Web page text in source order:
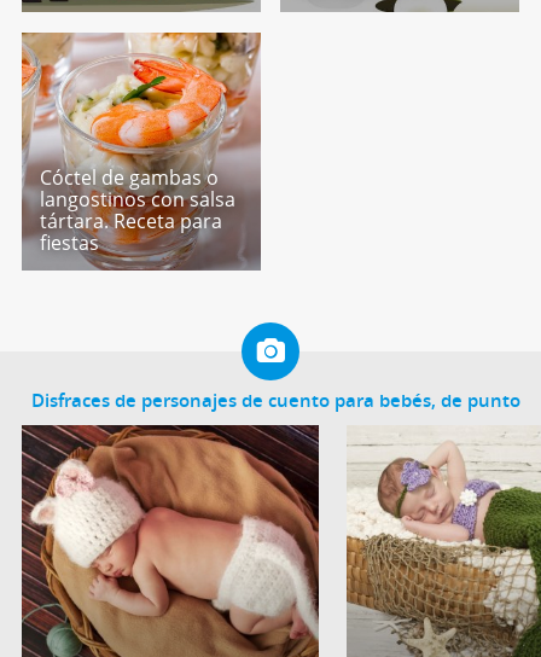
Cóctel de gambas o
langostinos con salsa
tártara. Receta para
fiestas
Disfraces de personajes de cuento para bebés, de punto